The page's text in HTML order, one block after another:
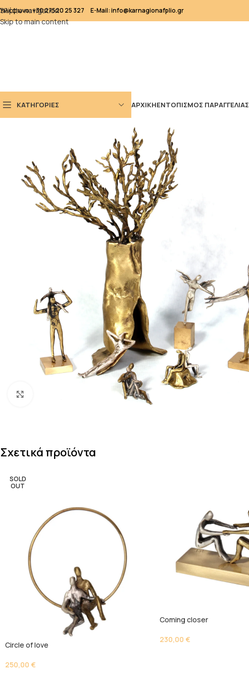
Skip to navigation
Skip to main content
+30 27520 25 327 E-Mail: info@karnagionafplio.gr
ΚΑΤΗΓΟΡΙΕΣ ΑΡΧΙΚΗΕΝΤΟΠΙΣΜΟΣ ΠΑΡΑΓΓΕΛΙΑΣ
Σχετικά προϊόντα
SOLD
OUT
Circle of love
250,00 €
Coming closer
230,00 €